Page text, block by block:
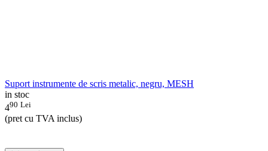
Suport instrumente de scris metalic, negru, MESH
in stoc
490 Lei
(pret cu TVA inclus)